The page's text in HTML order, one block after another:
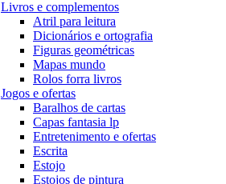
Livros e complementos
Atril para leitura
Dicionários e ortografia
Figuras geométricas
Mapas mundo
Rolos forra livros
Jogos e ofertas
Baralhos de cartas
Capas fantasia lp
Entretenimento e ofertas
Escrita
Estojo
Estojos de pintura